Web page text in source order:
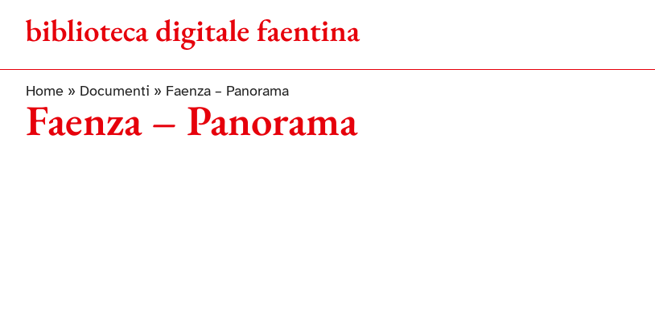
contenuto
Home» Documenti » Faenza – Panorama
Faenza – Panorama